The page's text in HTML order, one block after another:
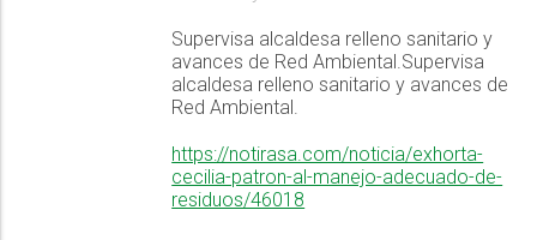
Supervisa alcaldesa relleno sanitario y
avances de Red Ambiental.Supervisa
alcaldesa relleno sanitario y avances de
Red Ambiental.
https://notirasa.com/noticia/exhorta-
cecilia-patron-al-manejo-adecuado-de-
residuos/46018